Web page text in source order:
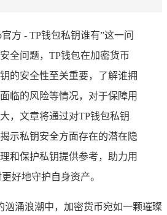
官方 - TP钱包私钥谁有”这一问
全问题，TP钱包在加密货币
的安全性至关重要，了解谁拥
临的风险等情况，对于保障用
，文章将通过对TP钱包私钥
示私钥安全方面存在的潜在隐
和保护私钥提供参考，助力用
好地守护自身资产。
汹涌浪潮中，加密货币宛如一颗璀璨